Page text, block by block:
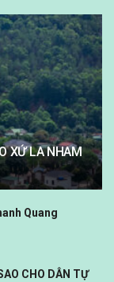
XỨ LA NHAM
Quang
CHO DÂN TỰ